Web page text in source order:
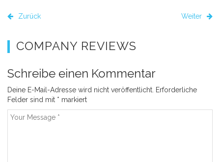
Zurück Weiter
COMPANY REVIEWS
Schreibe einen Kommentar
Deine E-Mail-Adresse wird nicht veröffentlicht. Erforderliche
Felder sind mit * markiert